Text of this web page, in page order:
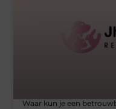
Waar kun je een